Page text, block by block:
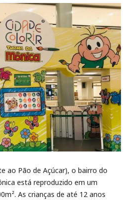
ao Pão de Açúcar), o bairro do
está reproduzido em um
As crianças de até 12 anos